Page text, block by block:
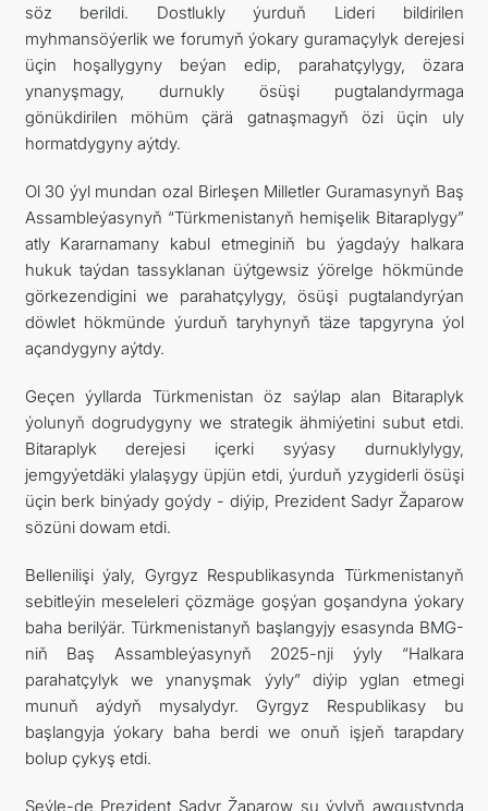
söz berildi. Dostlukly ýurduň Lideri bildirilen
myhmansöýerlik we forumyň ýokary guramaçylyk derejesi
üçin hoşallygyny beýan edip, parahatçylygy, özara
ynanyşmagy, durnukly ösüşi pugtalandyrmaga
gönükdirilen möhüm çärä gatnaşmagyň özi üçin uly
hormatdygyny aýtdy.
Ol 30 ýyl mundan ozal Birleşen Milletler Guramasynyň Baş
Assambleýasynyň “Türkmenistanyň hemişelik Bitaraplygy”
atly Kararnamany kabul etmeginiň bu ýagdaýy halkara
hukuk taýdan tassyklanan üýtgewsiz ýörelge hökmünde
görkezendigini we parahatçylygy, ösüşi pugtalandyrýan
döwlet hökmünde ýurduň taryhynyň täze tapgyryna ýol
açandygyny aýtdy.
Geçen ýyllarda Türkmenistan öz saýlap alan Bitaraplyk
ýolunyň dogrudygyny we strategik ähmiýetini subut etdi.
Bitaraplyk derejesi içerki syýasy durnuklylygy,
jemgyýetdäki ylalaşygy üpjün etdi, ýurduň yzygiderli ösüşi
üçin berk binýady goýdy - diýip, Prezident Sadyr Žaparow
sözüni dowam etdi.
Bellenilişi ýaly, Gyrgyz Respublikasynda Türkmenistanyň
sebitleýin meseleleri çözmäge goşýan goşandyna ýokary
baha berilýär. Türkmenistanyň başlangyjy esasynda BMG-
niň Baş Assambleýasynyň 2025-nji ýyly “Halkara
parahatçylyk we ynanyşmak ýyly” diýip yglan etmegi
munuň aýdyň mysalydyr. Gyrgyz Respublikasy bu
başlangyja ýokary baha berdi we onuň işjeň tarapdary
bolup çykyş etdi.
Şeýle-de Prezident Sadyr Žaparow şu ýylyň awgustynda